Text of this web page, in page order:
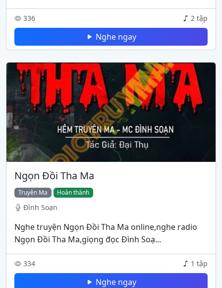
336 2 tập
Nghe ngay
Ngọn Đồi Tha Ma
Truyện Ma Hoàn thành
Đình Soạn
Nghe truyện Ngọn Đồi Tha Ma online,nghe radio
Ngọn Đồi Tha Ma,giọng đọc Đình Soạ...
334 1 tập
Nghe ngay